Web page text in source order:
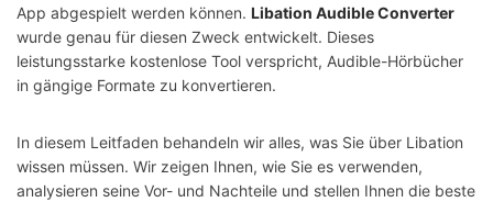
App abgespielt werden können. Libation Audible Converter
wurde genau für diesen Zweck entwickelt. Dieses
leistungsstarke kostenlose Tool verspricht, Audible-Hörbücher
in gängige Formate zu konvertieren.
In diesem Leitfaden behandeln wir alles, was Sie über Libation
wissen müssen. Wir zeigen Ihnen, wie Sie es verwenden,
analysieren seine Vor- und Nachteile und stellen Ihnen die beste